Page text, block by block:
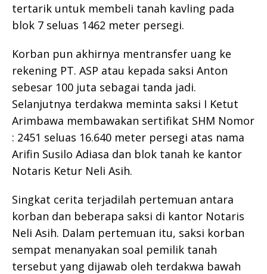
tertarik untuk membeli tanah kavling pada
blok 7 seluas 1462 meter persegi.
Korban pun akhirnya mentransfer uang ke
rekening PT. ASP atau kepada saksi Anton
sebesar 100 juta sebagai tanda jadi.
Selanjutnya terdakwa meminta saksi I Ketut
Arimbawa membawakan sertifikat SHM Nomor
: 2451 seluas 16.640 meter persegi atas nama
Arifin Susilo Adiasa dan blok tanah ke kantor
Notaris Ketur Neli Asih.
Singkat cerita terjadilah pertemuan antara
korban dan beberapa saksi di kantor Notaris
Neli Asih. Dalam pertemuan itu, saksi korban
sempat menanyakan soal pemilik tanah
tersebut yang dijawab oleh terdakwa bawah